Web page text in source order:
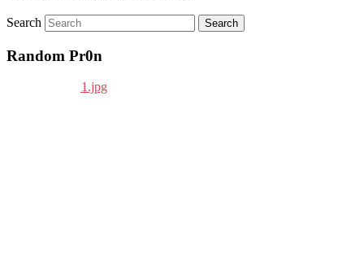
Search
Random Pr0n